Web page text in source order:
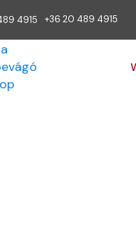
+36 20 489 4915